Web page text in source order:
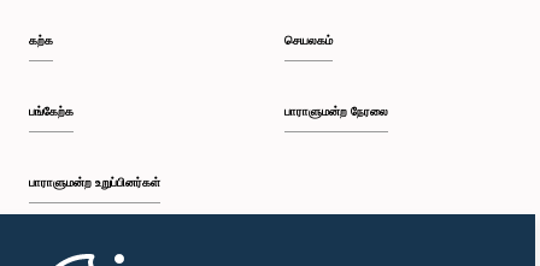
கற்க
பங்கேற்க
பாராளுமன்ற உறுப்பினர்கள்
முதற்பக்கம்
செயலகம்
பாராளுமன்ற நேரலை